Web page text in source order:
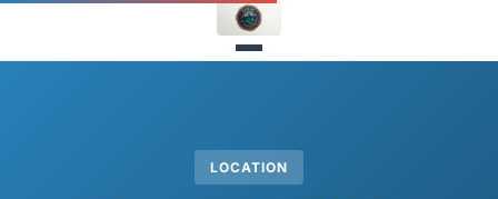
LOCATION